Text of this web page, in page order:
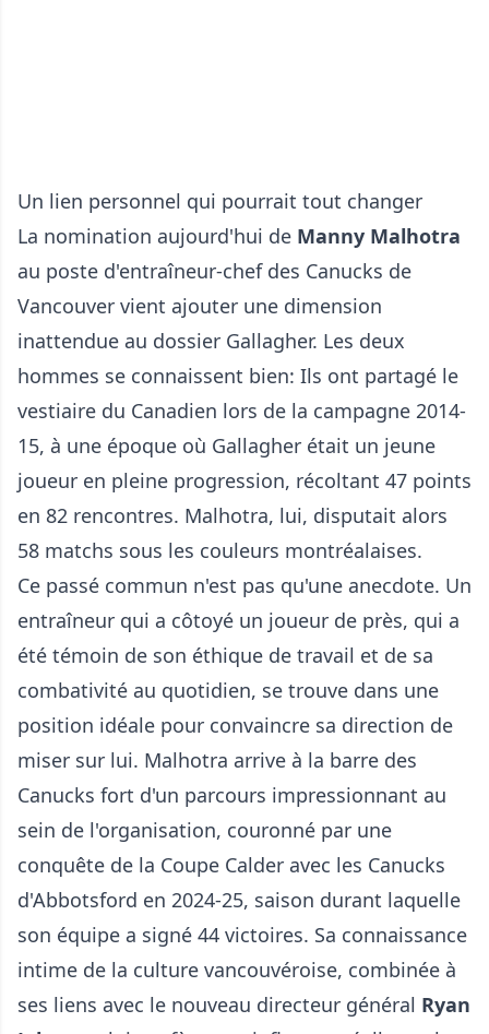
Un lien personnel qui pourrait tout changer
La nomination aujourd'hui de Manny Malhotra
au poste d'entraîneur-chef des Canucks de
Vancouver vient ajouter une dimension
inattendue au dossier Gallagher. Les deux
hommes se connaissent bien: Ils ont partagé le
vestiaire du Canadien lors de la campagne 2014-
15, à une époque où Gallagher était un jeune
joueur en pleine progression, récoltant 47 points
en 82 rencontres. Malhotra, lui, disputait alors
58 matchs sous les couleurs montréalaises.
Ce passé commun n'est pas qu'une anecdote. Un
entraîneur qui a côtoyé un joueur de près, qui a
été témoin de son éthique de travail et de sa
combativité au quotidien, se trouve dans une
position idéale pour convaincre sa direction de
miser sur lui. Malhotra arrive à la barre des
Canucks fort d'un parcours impressionnant au
sein de l'organisation, couronné par une
conquête de la Coupe Calder avec les Canucks
d'Abbotsford en 2024-25, saison durant laquelle
son équipe a signé 44 victoires. Sa connaissance
intime de la culture vancouvéroise, combinée à
ses liens avec le nouveau directeur général Ryan